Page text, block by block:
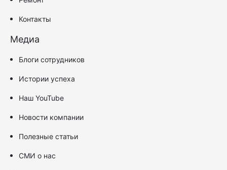
Контакты
Медиа
Блоги сотрудников
Истории успеха
Наш YouTube
Новости компании
Полезные статьи
СМИ о нас